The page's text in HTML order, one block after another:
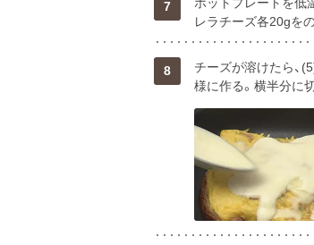
7
レラチーズ各20gを
8
チーズが溶けたら、
様に作る。横半分に